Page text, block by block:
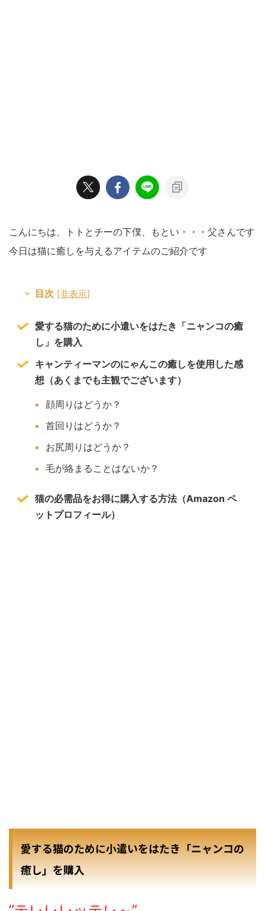
こんにちは、トトとチーの下僕、もとい・・・父さんです
今日は猫に癒しを与えるアイテムのご紹介です
目次 [非表示]
愛する猫のために小遣いをはたき「ニャンコの癒
し」を購入
キャンティーマンのにゃんこの癒しを使用した感
想（あくまでも主観でございます）
顔周りはどうか？
首回りはどうか？
お尻周りはどうか？
毛が絡まることはないか？
猫の必需品をお得に購入する方法（Amazon ペ
ットプロフィール）
愛する猫のために小遣いをはたき「ニャンコの
癒し」を購入